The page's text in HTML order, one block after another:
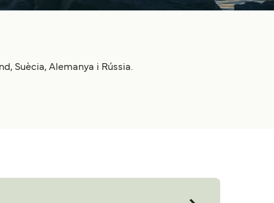
Suècia, Alemanya i Rússia.